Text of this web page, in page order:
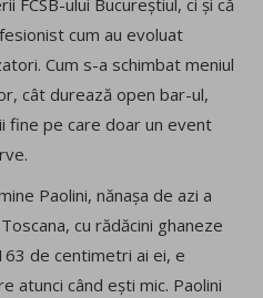
FCSB-ului Bucureștiul, ci și că
cum au evoluat
Cum s-a schimbat meniul
cât durează open bar-ul,
fine pe care doar un event
Paolini, nănașa de azi a
cu rădăcini ghaneze
de centimetri ai ei, e
atunci când ești mic. Paolini